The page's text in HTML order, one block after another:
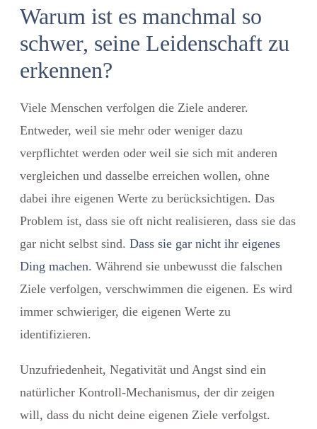
Warum ist es manchmal so
schwer, seine Leidenschaft zu
erkennen?
Viele Menschen verfolgen die Ziele anderer.
Entweder, weil sie mehr oder weniger dazu
verpflichtet werden oder weil sie sich mit anderen
vergleichen und dasselbe erreichen wollen, ohne
dabei ihre eigenen Werte zu berücksichtigen. Das
Problem ist, dass sie oft nicht realisieren, dass sie das
gar nicht selbst sind. Dass sie gar nicht ihr eigenes
Ding machen. Während sie unbewusst die falschen
Ziele verfolgen, verschwimmen die eigenen. Es wird
immer schwieriger, die eigenen Werte zu
identifizieren.
Unzufriedenheit, Negativität und Angst sind ein
natürlicher Kontroll-Mechanismus, der dir zeigen
will, dass du nicht deine eigenen Ziele verfolgst.